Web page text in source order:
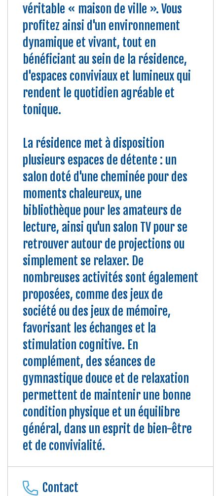
véritable « maison de ville ». Vous
profitez ainsi d'un environnement
dynamique et vivant, tout en
bénéficiant au sein de la résidence,
d'espaces conviviaux et lumineux qui
rendent le quotidien agréable et
tonique.
La résidence met à disposition
plusieurs espaces de détente : un
salon doté d'une cheminée pour des
moments chaleureux, une
bibliothèque pour les amateurs de
lecture, ainsi qu'un salon TV pour se
retrouver autour de projections ou
simplement se relaxer. De
nombreuses activités sont également
proposées, comme des jeux de
société ou des jeux de mémoire,
favorisant les échanges et la
stimulation cognitive. En
complément, des séances de
gymnastique douce et de relaxation
permettent de maintenir une bonne
condition physique et un équilibre
général, dans un esprit de bien-être
et de convivialité.
Contact